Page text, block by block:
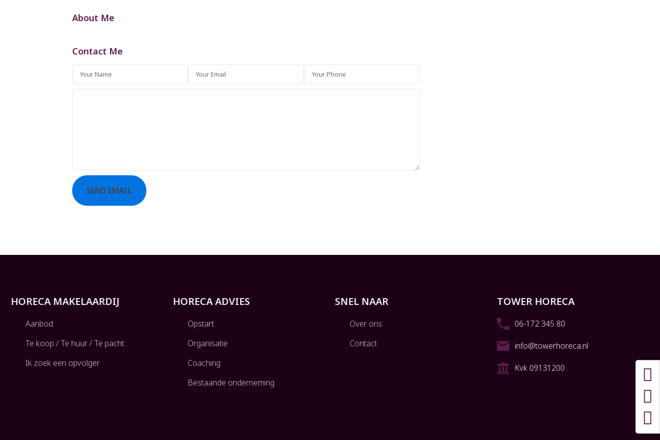
About Me
Contact Me
HORECA MAKELAARDIJ
Aanbod
Te koop / Te huur / Te pacht
Ik zoek een opvolger
HORECA ADVIES
Opstart
Organisatie
Coaching
Bestaande onderneming
SNEL NAAR
Over ons
Contact
TOWER HORECA
06-172 345 80
info@towerhoreca.nl
Kvk 09131200